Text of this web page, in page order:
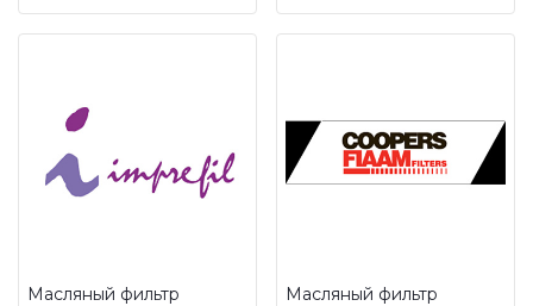
Масляный фильтр Масляный фильтр